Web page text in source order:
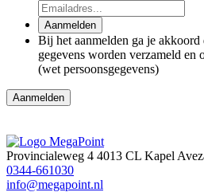
Aanmelden
Bij het aanmelden ga je
gegevens worden verzameld en
(wet persoonsgegevens)
Provincialeweg 4 4013 CL Kapel
0344-661030
info@megapoint.nl